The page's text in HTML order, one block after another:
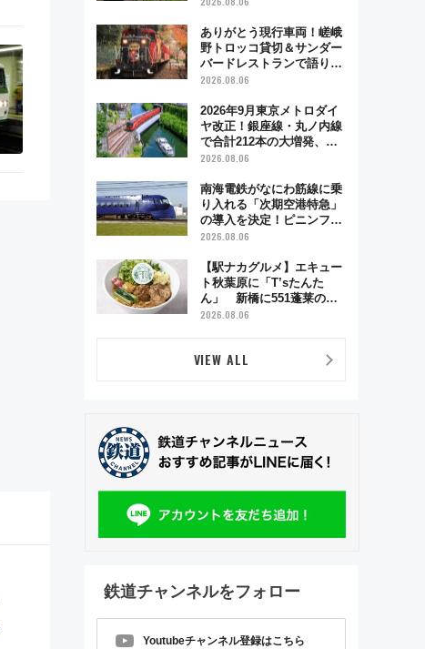
「空席」探しのコツ
ありがとう現行車両！嵯峨
野トロッコ貸切＆サンダー
バードレストランで語り合
う秋の京都 斉藤雪乃＆福
日「京都の鉄道満喫ツア
ー」開催
2026.08.06
2026年9月東京メトロダイ
ヤ改正！銀座線・丸ノ内線
で合計212本の大増発、混
雑緩和に期待
2026.08.06
南海電鉄がなにわ筋線に乗
り入れる「次期空港特急」
の導入を決定！ピニンファ
リーナによる日本初の鉄道
2026.08.06
【駅ナカグルメ】エキュー
ト秋葉原に「T’sたんた
ん」 新橋に551蓬莱の
DNAを継ぐ「東京豚饅」、
【2026年8月】
2026.08.06
VIEW ALL
鉄道チャンネルをフォロー
Youtubeチャンネル登録はこちら